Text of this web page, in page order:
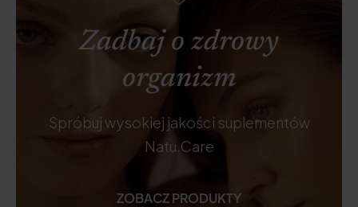
Zadbaj o zdrowy
organizm
Spróbuj wysokiej jakości suplementów
Natu.Care
ZOBACZ PRODUKTY